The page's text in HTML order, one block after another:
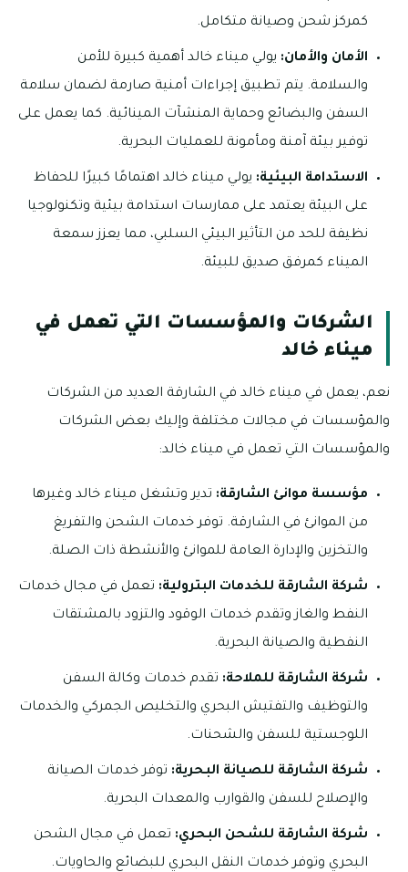
كمركز شحن وصيانة متكامل.
الأمان والأمان: يولي ميناء خالد أهمية كبيرة للأمن
والسلامة. يتم تطبيق إجراءات أمنية صارمة لضمان سلامة
السفن والبضائع وحماية المنشآت المينائية. كما يعمل على
توفير بيئة آمنة ومأمونة للعمليات البحرية.
الاستدامة البيئية: يولي ميناء خالد اهتمامًا كبيرًا للحفاظ
على البيئة يعتمد على ممارسات استدامة بيئية وتكنولوجيا
نظيفة للحد من التأثير البيئي السلبي، مما يعزز سمعة
الميناء كمرفق صديق للبيئة.
الشركات والمؤسسات التي تعمل في
ميناء خالد
نعم، يعمل في ميناء خالد في الشارقة العديد من الشركات
والمؤسسات في مجالات مختلفة وإليك بعض الشركات
والمؤسسات التي تعمل في ميناء خالد:
مؤسسة موانئ الشارقة: تدير وتشغل ميناء خالد وغيرها
من الموانئ في الشارقة. توفر خدمات الشحن والتفريغ
والتخزين والإدارة العامة للموانئ والأنشطة ذات الصلة.
شركة الشارقة للخدمات البترولية: تعمل في مجال خدمات
النفط والغاز وتقدم خدمات الوقود والتزود بالمشتقات
النفطية والصيانة البحرية.
شركة الشارقة للملاحة: تقدم خدمات وكالة السفن
والتوظيف والتفتيش البحري والتخليص الجمركي والخدمات
اللوجستية للسفن والشحنات.
شركة الشارقة للصيانة البحرية: توفر خدمات الصيانة
والإصلاح للسفن والقوارب والمعدات البحرية.
شركة الشارقة للشحن البحري: تعمل في مجال الشحن
البحري وتوفر خدمات النقل البحري للبضائع والحاويات.